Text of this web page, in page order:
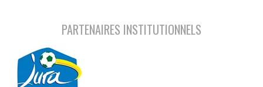
PARTENAIRES INSTITUTIONNELS